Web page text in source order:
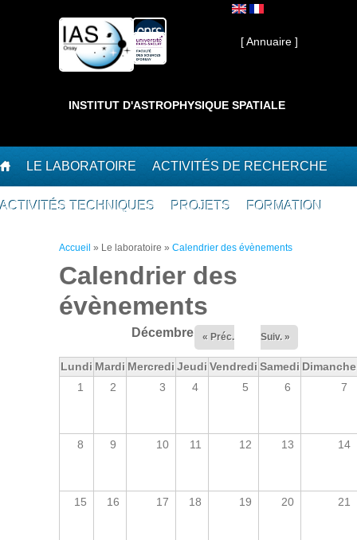
Interne ]
[ Annuaire ]
INSTITUT D'ASTROPHYSIQUE SPATIALE
LE LABORATOIRE ACTIVITÉS DE RECHERCHE
ACTIVITÉS TECHNIQUES PROJETS FORMATION
Vous êtes ici
Accueil » Le laboratoire » Calendrier des évènements
Calendrier des
évènements
Décembre,2025
« Préc. Suiv. »
Lundi Mardi Mercredi Jeudi Vendredi Samedi Dimanche
1
2 3 4 5 6 7
8 9 10 11 12 13 14
15 16 17 18 19 20 21